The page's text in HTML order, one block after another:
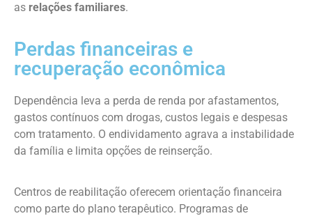
as relações familiares.
Perdas financeiras e
recuperação econômica
Dependência leva a perda de renda por afastamentos,
gastos contínuos com drogas, custos legais e despesas
com tratamento. O endividamento agrava a instabilidade
da família e limita opções de reinserção.
Centros de reabilitação oferecem orientação financeira
como parte do plano terapêutico. Programas de